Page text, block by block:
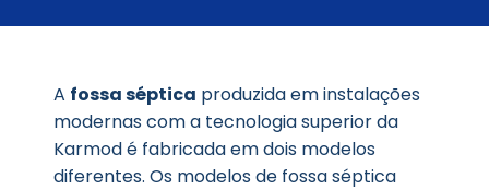
A fossa séptica produzida em instalações
modernas com a tecnologia superior da
Karmod é fabricada em dois modelos
diferentes. Os modelos de fossa séptica